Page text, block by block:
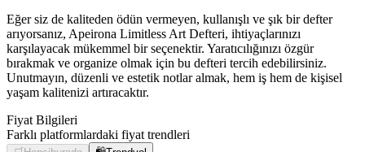
Eğer siz de kaliteden ödün vermeyen, kullanışlı ve şık bir defter
arıyorsanız, Apeirona Limitless Art Defteri, ihtiyaçlarınızı
karşılayacak mükemmel bir seçenektir. Yaratıcılığınızı özgür
bırakmak ve organize olmak için bu defteri tercih edebilirsiniz.
Unutmayın, düzenli ve estetik notlar almak, hem iş hem de kişisel
yaşam kalitenizi artıracaktır.
Fiyat Bilgileri
Farklı platformlardaki fiyat trendleri